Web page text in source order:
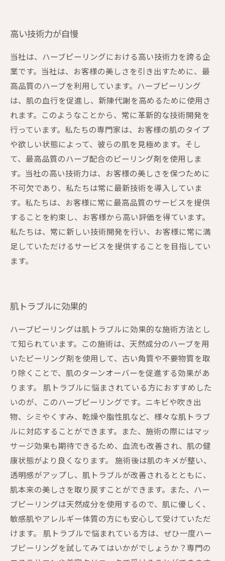
高い技術力が自慢
当社は、ハーブピーリングにおける高い技術力を誇る企
業です。当社は、お客様の美しさを引き出すために、最
高品質のハーブを利用しています。ハーブピーリング
は、肌の血行を促進し、新陳代謝を高めるために使用さ
れます。このようなことから、常に革新的な技術開発を
行っています。私たちの専門家は、お客様の肌のタイプ
や欲しい状態によって、彼らの肌を見極めます。そし
て、最高品質のハーブ配合のピーリング剤を使用しま
す。当社の高い技術力は、お客様の美しさを保つために
不可欠であり、私たちは常に最新技術を導入していま
す。私たちは、お客様に常に最高品質のサービスを提供
することを約束し、お客様から高い評価を得ています。
私たちは、常に新しい技術開発を行い、お客様に常に満
足していただけるサービスを提供することを目指してい
ます。
肌トラブルに効果的
ハーブピーリングは肌トラブルに効果的な施術方法とし
て知られています。この施術は、天然成分のハーブを用
いたピーリング剤を使用して、古い角質や不要物質を取
り除くことで、肌のターンオーバーを促進する効果があ
ります。 肌トラブルに悩まされている方におすすめした
いのが、このハーブピーリングです。ニキビや吹き出
物、シミやくすみ、乾燥や脂性肌など、様々な肌トラブ
ルに対応することができます。また、施術の際にはマッ
サージ効果も期待できるため、血流も改善され、肌の健
康状態がより良くなります。 施術後は肌のキメが整い、
透明感がアップし、肌トラブルが改善されるとともに、
肌本来の美しさを取り戻すことができます。また、ハー
ブピーリングは天然成分を使用するので、肌に優しく、
敏感肌やアレルギー体質の方にも安心して受けていただ
けます。 肌トラブルで悩まれている方は、ぜひ一度ハー
ブピーリングを試してみてはいかがでしょうか？専門の